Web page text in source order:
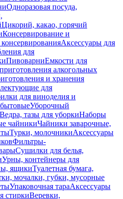
Одноразовая посуда,
Цикорий, какао, горячий
Консервирование и
Аксессуары для
для
ПивоварниЕмкости для
алкогольных
и хранения
для
для виноделия и
Уборочный
Ведра, тазы для уборкиНаборы
чайникиЧайники заварочные,
Турки, молочникиАксессуары
Фильтры-
Сушилки для белья,
Урны, контейнеры для
ящикиТуалетная бумага,
мочалки, губки, мусорные
Упаковочная тараАксессуары
стиркиВеревки,